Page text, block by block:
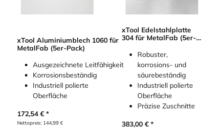
xTool Aluminiumblech 1060 für
MetalFab (5er-Pack)
Ausgezeichnete Leitfähigkeit
Korrosionsbeständig
Industriell polierte
Oberfläche
172,54€
Nettopreis: 144,99 €
xTool Edelstahlplatte
304 für MetalFab (5er-
Robuster,
korrosions- und
säurebeständig
Industriell polierte
Oberfläche
Präzise Zuschnitte
383,00€